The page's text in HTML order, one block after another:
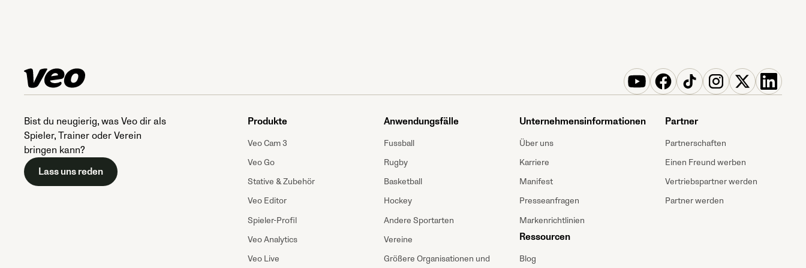
Bist du neugierig, was Veo dir als
Spieler, Trainer oder Verein
bringen kann?
Lass uns reden
Produkte
Veo Cam 3
Veo Go
Stative & Zubehör
Veo Editor
Spieler-Profil
Veo Analytics
Veo Live
Anwendungsfälle
Fussball
Rugby
Basketball
Hockey
Andere Sportarten
Vereine
Größere Organisationen und
Unternehmensinformationen
Über uns
Karriere
Manifest
Presseanfragen
Markenrichtlinien
Ressourcen
Blog
Partner
Partnerschaften
Einen Freund werben
Vertriebspartner werden
Partner werden